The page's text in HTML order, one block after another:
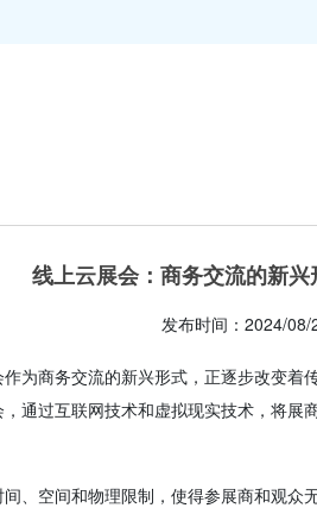
线上云展会：商务交流的新
发布时间：2024/08/
为商务交流的新兴形式，正逐步改变着
通过互联网技术和虚拟现实技术，将
、空间和物理限制，使得参展商和观